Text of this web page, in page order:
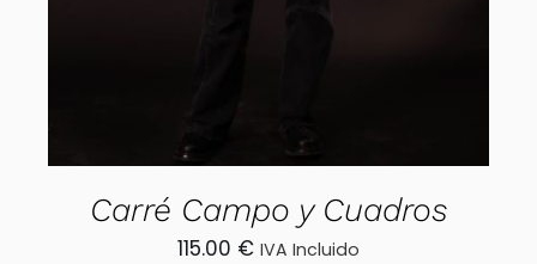
Carré Campo y Cuadros
115.00 € IVA Incluido